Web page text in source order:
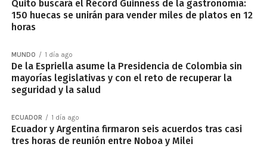
Quito buscará el Récord Guinness de la gastronomía:
150 huecas se unirán para vender miles de platos en 12
horas
MUNDO 1 día ago
De la Espriella asume la Presidencia de Colombia sin
mayorías legislativas y con el reto de recuperar la
seguridad y la salud
ECUADOR 1 día ago
Ecuador y Argentina firmaron seis acuerdos tras casi
tres horas de reunión entre Noboa y Milei